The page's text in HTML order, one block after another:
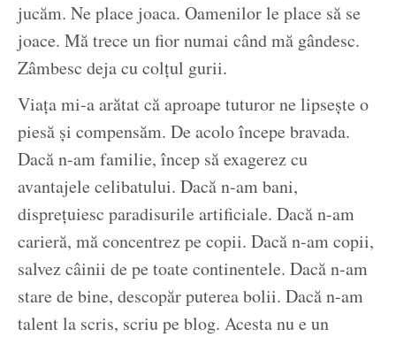
jucăm. Ne place joaca. Oamenilor le place să se
joace. Mă trece un fior numai când mă gândesc.
Zâmbesc deja cu colțul gurii.
Viața mi-a arătat că aproape tuturor ne lipsește o
piesă și compensăm. De acolo începe bravada.
Dacă n-am familie, încep să exagerez cu
avantajele celibatului. Dacă n-am bani,
disprețuiesc paradisurile artificiale. Dacă n-am
carieră, mă concentrez pe copii. Dacă n-am copii,
salvez câinii de pe toate continentele. Dacă n-am
stare de bine, descopăr puterea bolii. Dacă n-am
talent la scris, scriu pe blog. Acesta nu e un